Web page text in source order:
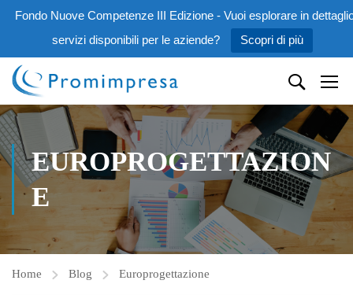
Fondo Nuove Competenze III Edizione - Vuoi esplorare in
servizi disponibili per le aziende?
Scopri di più
EUROPROGETTAZION
E
Home Blog Europrogettazione